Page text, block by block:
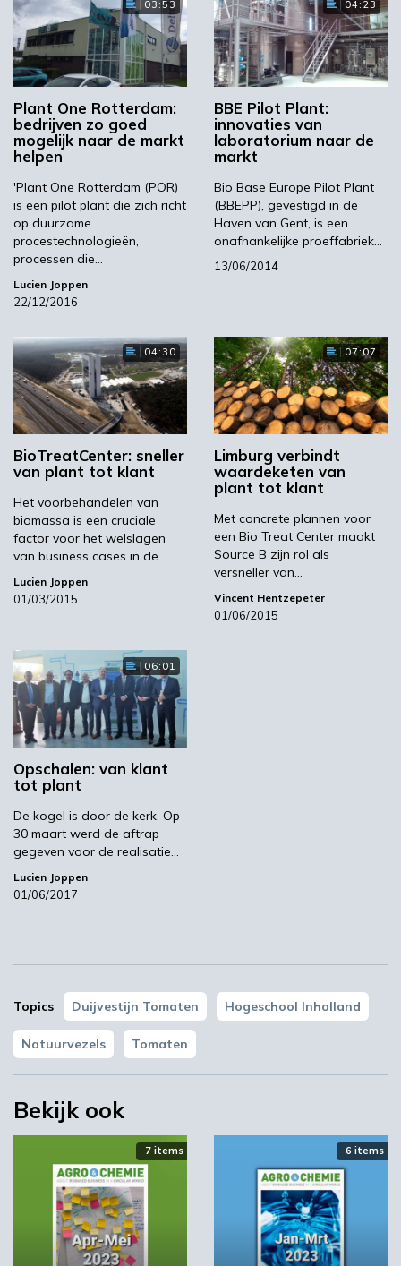
Werkplaats
Er is ook goed nieuws, want volgens Kreike
zien steeds meer telers de mogelijkheden die
schuilen in hun gewassen. Bovendien is de
technologie er klaar voor, aldus Kreike. Om de
technologieën verder te ontwikkelen en
toegankelijk te maken voor alle schakels in de
keten, ontwikkelt InHolland momenteel een
werkplaats waar studenten samen met
bedrijven aan de slag kunnen. Kreike: ‘Voor de
om nieuwe producten te vinden.’
Volgende
De verfreuzen te lijf met biobased bindmiddel
03:53
Plant One Rotterdam:
bedrijven zo goed
mogelijk naar de markt
helpen
'Plant One Rotterdam (POR)
is een pilot plant die zich richt
op duurzame
procestechnologieën,
processen die…
Lucien Joppen
22/12/2016
04:23
BBE Pilot Plant:
innovaties van
laboratorium naar de
markt
Bio Base Europe Pilot Plant
(BBEPP), gevestigd in de
Haven van Gent, is een
onafhankelijke proeffabriek…
13/06/2014
04:30
BioTreatCenter: sneller
van plant tot klant
Het voorbehandelen van
biomassa is een cruciale
factor voor het welslagen
van business cases in de…
Lucien Joppen
01/03/2015
07:07
Limburg verbindt
waardeketen van
plant tot klant
Met concrete plannen voor
een Bio Treat Center maakt
Source B zijn rol als
versneller van…
Vincent Hentzepeter
01/06/2015
06:01
Opschalen: van klant
tot plant
De kogel is door de kerk. Op
30 maart werd de aftrap
gegeven voor de realisatie…
Lucien Joppen
01/06/2017
Topics Duijvestijn Tomaten Hogeschool Inholland
Natuurvezels Tomaten
Bekijk ook
7 items 6 items